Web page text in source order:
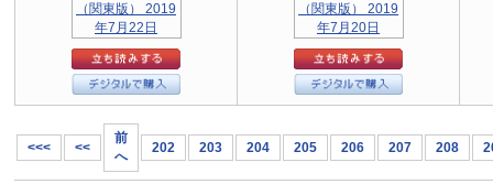
<<< <<
前
へ
202 203 204 205 206 207 208